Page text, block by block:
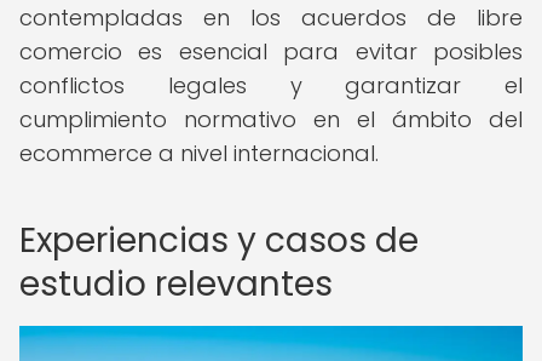
contempladas en los acuerdos de libre
comercio es esencial para evitar posibles
conflictos legales y garantizar el
cumplimiento normativo en el ámbito del
ecommerce a nivel internacional.
Experiencias y casos de
estudio relevantes